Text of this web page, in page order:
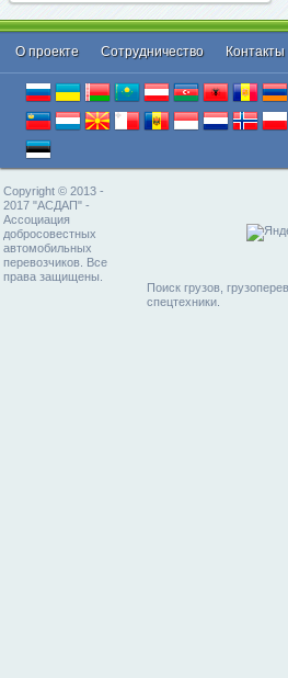
О проекте Cотрудничество Контакты
Copyright © 2013 -
2017 "АСДАП" -
Ассоциация
добросовестных
автомобильных
перевозчиков. Все
права защищены.
Поиск грузов,
спецтехники.